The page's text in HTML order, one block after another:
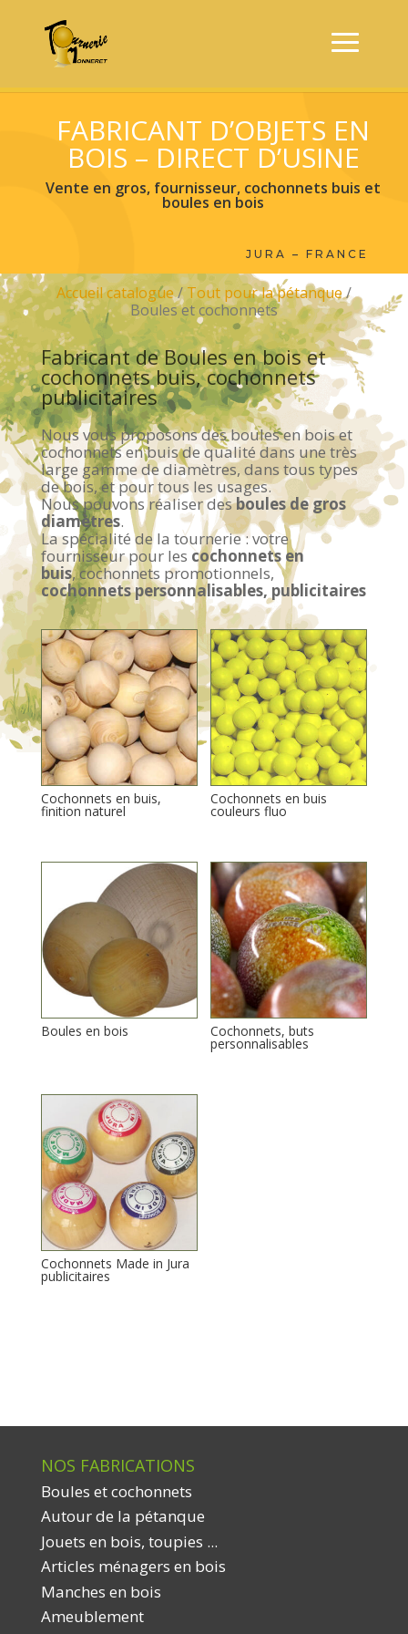
FABRICANT D’OBJETS EN
BOIS – DIRECT D’USINE
Vente en gros, fournisseur, cochonnets buis et
boules en bois
JURA – FRANCE
Accueil catalogue/Tout pour la pétanque/
Boules et cochonnets
Fabricant de Boules en bois et
cochonnets buis, cochonnets
publicitaires
Nous vous proposons des boules en bois et
cochonnets en buis de qualité dans une très
large gamme de diamètres, dans tous types
de bois, et pour tous les usages.
Nous pouvons réaliser desboules de gros
diamètres.
La spécialité de la tournerie :votre
fournisseur pour les cochonnets en
buis,cochonnets promotionnels,
cochonnets personnalisables, publicitaires
Cochonnets en buis,
finition naturel
Cochonnets en buis
couleurs fluo
Boules en bois Cochonnets, buts
personnalisables
Cochonnets Made in Jura
publicitaires
NOS FABRICATIONS
Boules et cochonnets
Autour de la pétanque
Jouets en bois, toupies ...
Articles ménagers en bois
Manches en bois
Ameublement